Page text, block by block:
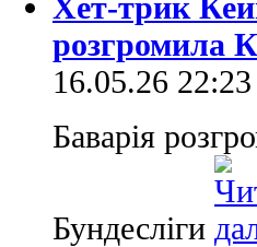
розгромила
16.05.26 22:23
Баварія
Бундесліги